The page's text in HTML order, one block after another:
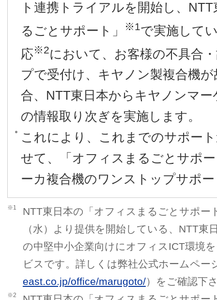
ト連携トライアルを開始し、
るごとサポート」
※1で実施して
応※2において、お客様の不具合
プで受付け、キヤノン製複合機
合、NTT東日本からキヤノンマ
の情報取り次ぎを実施します。
これにより、これまでのサポー
せて、「オフィスまるごとサポ
ーカ複合機のワンストップサポ
※1
NTT東日本の「オフィスまるごとサポー
（水）より提供を開始している、NTT
の中堅中小企業向けにオフィスICT環境
ビスです。詳しくは弊社公式ホームペー
east.co.jp/office/marugoto/）をご確認下
※2